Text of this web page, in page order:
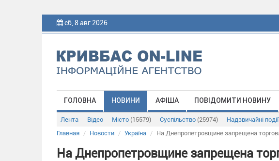
сб, 8 авг 2026
ГОЛОВНА НОВИНИ АФІША ПОВІДОМИТИ НОВИНУ
Лента Відео Місто (15579) Суспільство (25974) Надзвичайні події
Главная
Новости Україна На Днепропетровщине запрещена
На Днепропетровщине запрещена